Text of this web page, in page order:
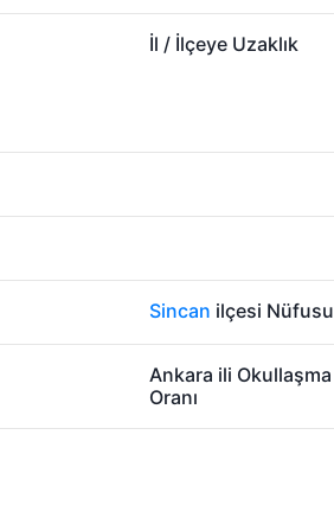
İl / İlçeye Uzaklık
Sincan ilçesi Nüfusu
Ankara ili Okullaşma
Oranı